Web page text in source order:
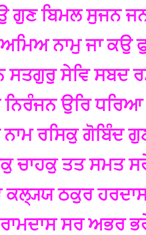
ਗੁਣ ਬਿਮਲ ਸੁਜਨ
ਨਾਮੁ ਜਾ ਕਉ
ਸਤਗੁਰੁ ਸੇਵਿ ਸਬਦ
ਨਿਰੰਜਨ ਉਰਿ
ਨਾਮ ਰਸਿਕੁ ਗੋਬਿੰਦ
ਚਾਹਕੁ ਤਤ ਸਮਤ
ਕਲ੍ਯ੍ਯ ਠਕੁਰ
ਸਰ ਅਭਰ